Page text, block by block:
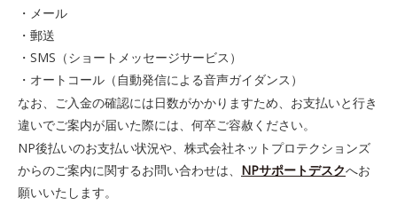
・メール
・郵送
・SMS（ショートメッセージサービス）
・オートコール（自動発信による音声ガイダンス）
なお、ご入金の確認には日数がかかりますため、お支払いと行き
違いでご案内が届いた際には、何卒ご容赦ください。
NP後払いのお支払い状況や、株式会社ネットプロテクションズ
からのご案内に関するお問い合わせは、 NPサポートデスクへお
願いいたします。